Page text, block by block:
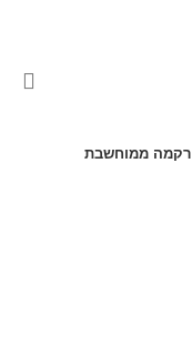
רקמה ממוחשבת